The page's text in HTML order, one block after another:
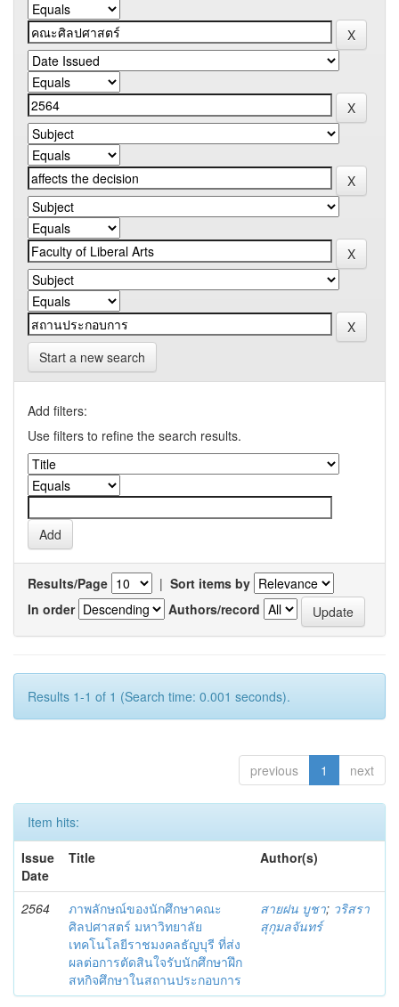
Start a new search
Add filters:
Use filters to refine the search results.
Results/Page | Sort items by
In order
Authors/record
Results 1-1 of 1 (Search time: 0.001 seconds).
previous 1 next
Item hits:
Issue
Date
Title Author(s)
2564
ภาพลักษณ์ของนักศึกษาคณะ
ศิลปศาสตร์ มหาวิทยาลัย
เทคโนโลยีราชมงคลธัญบุรี ที่ส่ง
ผลต่อการตัดสินใจรับนักศึกษาฝึก
สหกิจศึกษาในสถานประกอบการ
สายฝน บูชา; วริสรา
สุกุมลจันทร์